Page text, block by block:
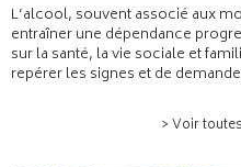
L’alcool, souvent associé aux
entraîner une dépendance
sur la santé, la vie sociale et
repérer les signes et de
> Voir